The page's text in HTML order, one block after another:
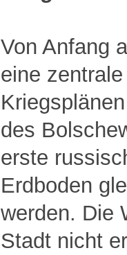
Von Anfang
eine
des
erste
Erdboden
werden. Die
Stadt nicht